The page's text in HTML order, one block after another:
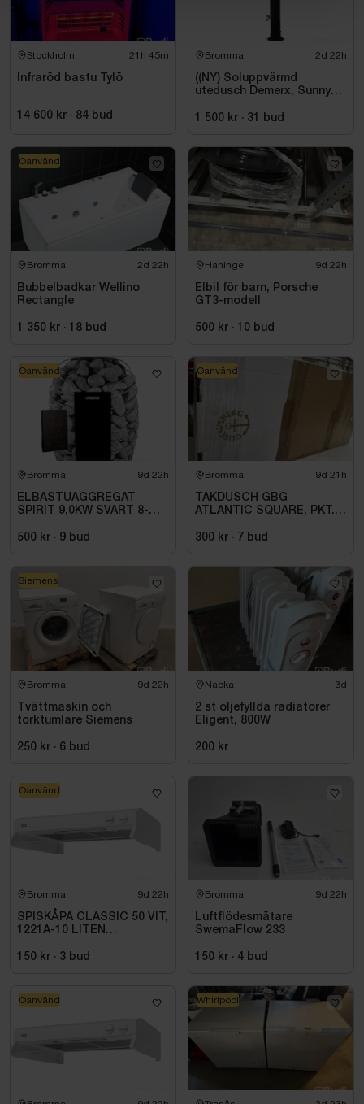
Stockholm 21h 45m
Infraröd bastu Tylö
14 600 kr · 84 bud
Bromma 2d 22h
((NY) Soluppvärmd
utedusch Demerx, Sunny
1 500 kr · 31 bud
Bromma 2d 22h
Bubbelbadkar Wellino
Rectangle
1 350 kr · 18 bud
Oanvänd
Haninge 9d 22h
Elbil för barn, Porsche
GT3-modell
500 kr · 10 bud
Bromma 9d 22h
ELBASTUAGGREGAT
SPIRIT 9,0KW SVART 8-
INKL. XENIO WIFI
500 kr · 9 bud
Oanvänd
Bromma 9d 21h
TAKDUSCH GBG
ATLANTIC SQUARE, PKT.
KROM
300 kr · 7 bud
Oanvänd
Bromma 9d 22h
Tvättmaskin och
torktumlare Siemens
250 kr · 6 bud
Siemens
Nacka 3d
2 st oljefyllda radiatorer
Eligent, 800W
200 kr
Bromma 9d 22h
SPISKÅPA CLASSIC 50 VIT,
1221A-10 LITEN
150 kr · 3 bud
Oanvänd
Bromma 9d 22h
Luftflödesmätare
SwemaFlow 233
150 kr · 4 bud
Oanvänd Whirlpool